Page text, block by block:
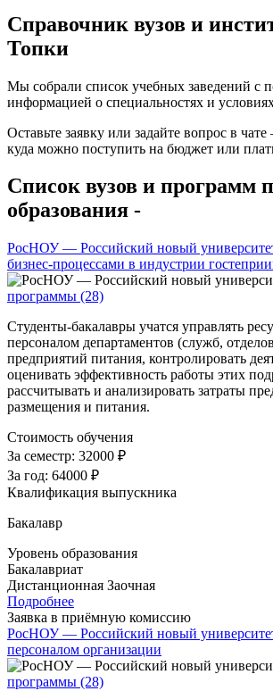
Справочник вузов и
Топки
Мы собрали список учебных заведений с
информацией о специальностях и
Оставьте заявку или задайте вопрос в
куда можно поступить на бюджет или
Список вузов и программ
образования -
РосНОУ — Российский новый
бизнес-процессами в индустрии
программы (28)
Студенты-бакалавры учатся управлять
персоналом департаментов (служб,
предприятий питания, контролировать
оценивать эффективность работы этих
рассчитывать и анализировать затраты
размещения и питания.
Стоимость обучения
За семестр: 32000 ₽
За год: 64000 ₽
Квалификация выпускника
Бакалавр
Уровень образования
Бакалавриат
Дистанционная Заочная
Подробнее
Заявка в приёмную комиссию
РосНОУ — Российский новый
персоналом организации
программы (28)